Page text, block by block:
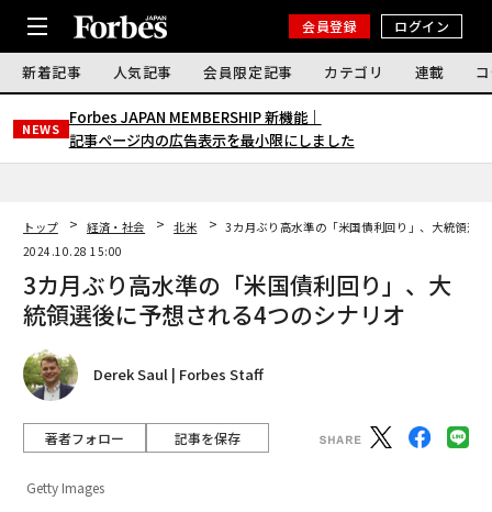
会員登録 ログイン
新着記事 人気記事 会員限定記事 カテゴリ 連載
NEWS
Forbes JAPAN MEMBERSHIP 新機能｜
記事ページ内の広告表示を最小限にしました
トップ 経済・社会 北米
3カ月ぶり高水準の「米国債利回り」、大統領選
2024.10.28 15:00
3カ月ぶり高水準の「米国債利回り」、大
統領選後に予想される4つのシナリオ
Derek Saul | Forbes Staff
著者フォロー 記事を保存
Getty Images